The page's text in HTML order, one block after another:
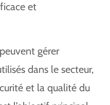
et
gérer
dans le secteur,
et la qualité du